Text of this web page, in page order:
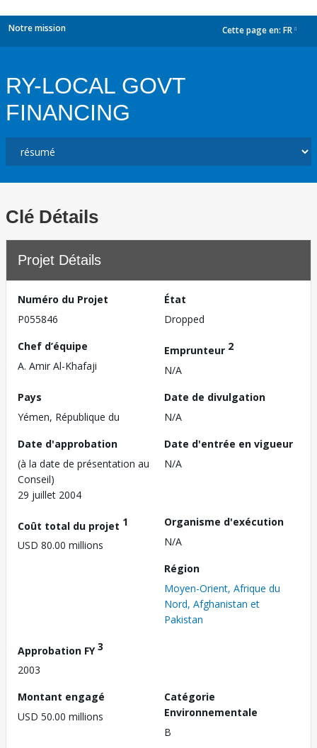
Notre mission Cette page en: FR
RY-LOCAL GOVT
FINANCING
Clé Détails
Projet Détails
Numéro du Projet
P055846
État
Dropped
Chef d’équipe
A. Amir Al-Khafaji
Emprunteur 2
N/A
Pays
Yémen, République du
Date de divulgation
N/A
Date d'approbation
(à la date de présentation au
Conseil)
29 juillet 2004
Date d'entrée en vigueur
N/A
Coût total du projet 1
USD 80.00 millions
Organisme d'exécution
N/A
Région
Moyen-Orient, Afrique du
Nord, Afghanistan et
Pakistan
Approbation FY3
2003
Montant engagé
USD 50.00 millions
Catégorie
Environnementale
B